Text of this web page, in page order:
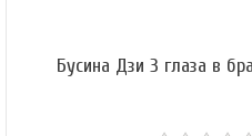
Бусина Дзи 3 глаза в